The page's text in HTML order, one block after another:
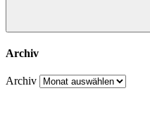
Archiv
Archiv